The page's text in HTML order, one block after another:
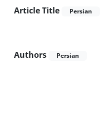
Article Title Persian
Authors Persian